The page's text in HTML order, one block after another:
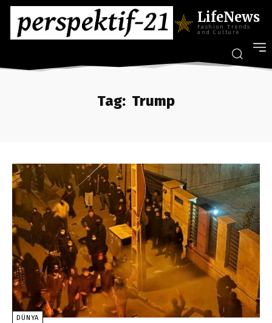
LifeNews
Fashion Trends
and Culture
Tag: Trump
DÜNYA